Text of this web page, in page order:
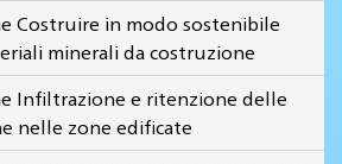
Costruire in modo sostenibile
minerali da costruzione
Infiltrazione e ritenzione delle
nelle zone edificate